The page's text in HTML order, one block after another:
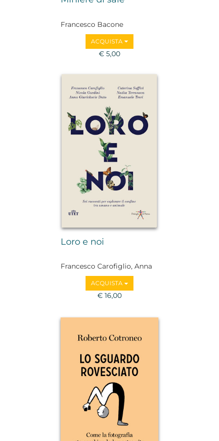
Francesco Bacone
ACQUISTA
€ 5,00
Loro e noi
Francesco Carofiglio, Anna
Giurickovic Dato, Emanuele
Trevi, Nadia Terranova,
Nicola Gardini, Caterina
ACQUISTA
€ 16,00